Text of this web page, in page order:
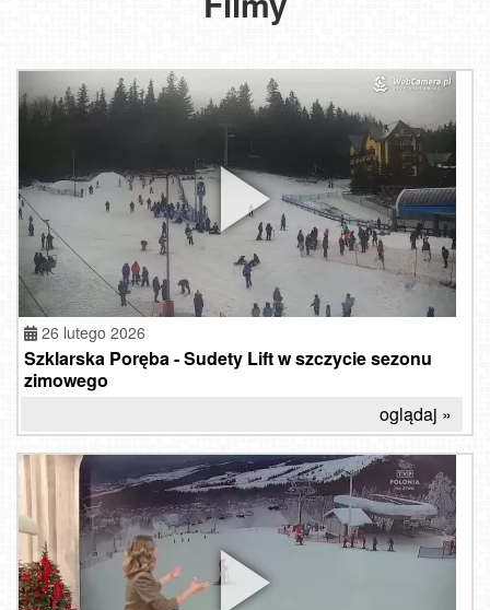
26 lutego 2026
Szklarska Poręba - Sudety Lift w szczycie sezonu
zimowego
oglądaj »